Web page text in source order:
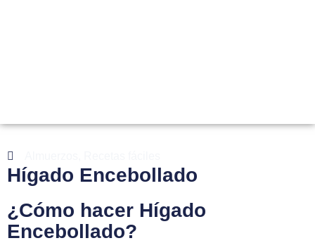
Hígado Encebollado
¿Cómo hacer Hígado
Encebollado?